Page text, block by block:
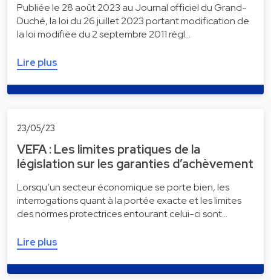
Publiée le 28 août 2023 au Journal officiel du Grand-
Duché, la loi du 26 juillet 2023 portant modification de
la loi modifiée du 2 septembre 2011 régl…
Lire plus
23/05/23
VEFA : Les limites pratiques de la
législation sur les garanties d’achèvement
Lorsqu’un secteur économique se porte bien, les
interrogations quant à la portée exacte et les limites
des normes protectrices entourant celui-ci sont…
Lire plus